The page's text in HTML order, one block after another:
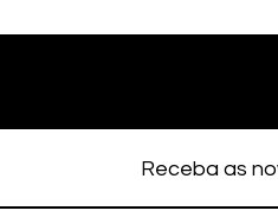
Receba as